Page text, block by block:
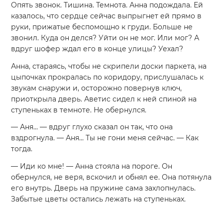
Опять звонок. Тишина. Темнота. Анна подождала. Ей
казалось, что сердце сейчас выпрыгнет ей прямо в
руки, прижатые беспомощно к груди. Больше не
звонил. Куда он делся? Уйти он не мог. Или мог? А
вдруг шофер ждал его в конце улицы? Уехал?
Анна, стараясь, чтобы не скрипели доски паркета, на
цыпочках прокралась по коридору, прислушалась к
звукам снаружи и, осторожно повернув ключ,
приоткрыла дверь. Аветис сидел к ней спиной на
ступеньках в темноте. Не обернулся.
— Аня… — вдруг глухо сказал он так, что она
вздрогнула. — Аня… Ты не гони меня сейчас. — Как
тогда.
— Иди ко мне! — Анна стояла на пороге. Он
обернулся, не веря, вскочил и обнял ее. Она потянула
его внутрь. Дверь на пружине сама захлопнулась.
Забытые цветы остались лежать на ступеньках.